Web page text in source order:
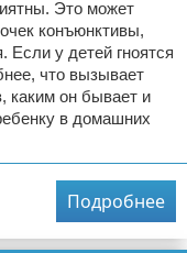
Это может
конъюнктивы,
Если у детей гноятся
что вызывает
каким он бывает и
в домашних
Подробнее